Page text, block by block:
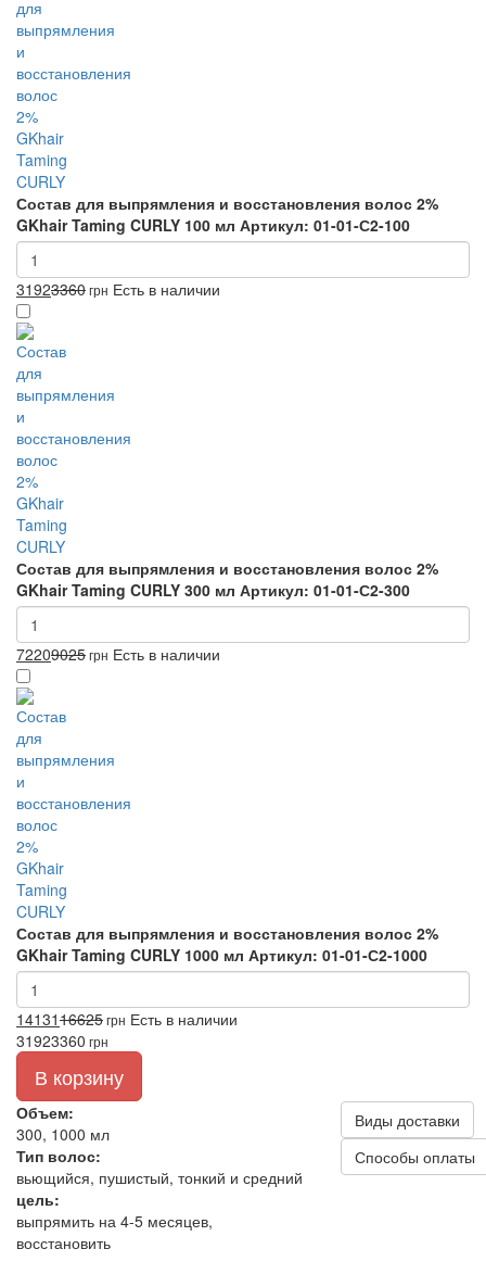
Состав для выпрямления и восстановления волос 2%
GKhair Taming CURLY 100 мл Артикул: 01-01-С2-100
31923360грн Есть в наличии
Состав для выпрямления и восстановления волос 2%
GKhair Taming CURLY 300 мл Артикул: 01-01-С2-300
72209025грн Есть в наличии
Состав для выпрямления и восстановления волос 2%
GKhair Taming CURLY 1000 мл Артикул: 01-01-С2-1000
1413116625грн Есть в наличии
31923360 грн
В корзину
Объем:
300, 1000 мл
Тип волос:
вьющийся, пушистый, тонкий и средний
цель:
выпрямить на 4-5 месяцев,
восстановить
Виды доставки
Способы оплаты